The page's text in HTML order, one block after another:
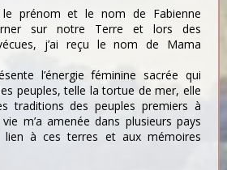
prénom et le nom de Fabienne
sur notre Terre et lors des
j’ai reçu le nom de Mama
l’énergie féminine sacrée qui
peuples, telle la tortue de mer, elle
traditions des peuples premiers à
m’a amenée dans plusieurs pays
à ces terres et aux mémoires